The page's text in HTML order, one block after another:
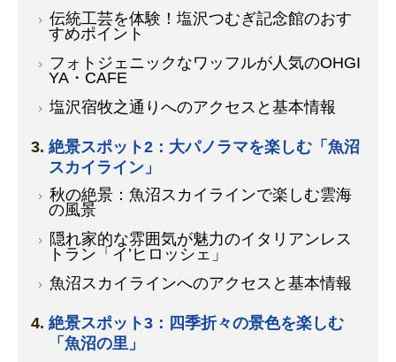
伝統工芸を体験！塩沢つむぎ記念館のおす
すめポイント
フォトジェニックなワッフルが人気のOHGI
YA・CAFE
塩沢宿牧之通りへのアクセスと基本情報
絶景スポット2：大パノラマを楽しむ「魚沼
スカイライン」
秋の絶景：魚沼スカイラインで楽しむ雲海
の風景
隠れ家的な雰囲気が魅力のイタリアンレス
トラン「イ’ヒロッシェ」
魚沼スカイラインへのアクセスと基本情報
絶景スポット3：四季折々の景色を楽しむ
「魚沼の里」